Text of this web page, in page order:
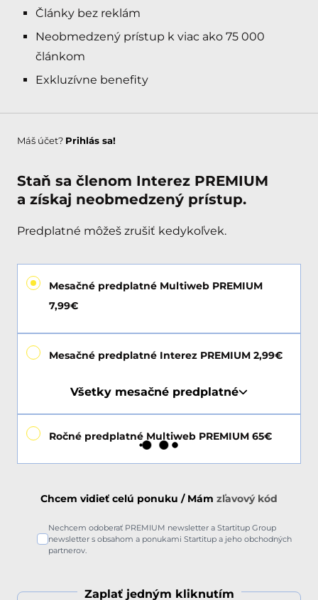
Články bez reklám
Neobmedzený prístup k viac ako 75 000
článkom
Exkluzívne benefity
Máš účet? Prihlás sa!
Staň sa členom Interez PREMIUM
a získaj neobmedzený prístup.
Predplatné môžeš zrušiť kedykoľvek.
Mesačné predplatné Multiweb PREMIUM
7,99€
Mesačné predplatné Interez PREMIUM 2,99€
Všetky mesačné predplatné
Ročné predplatné Multiweb PREMIUM 65€
Chcem vidieť celú ponuku / Mám zľavový kód
Nechcem odoberať PREMIUM newsletter a Startitup Group
newsletter s obsahom a ponukami Startitup a jeho obchodných
partnerov.
Zaplať jedným kliknutím